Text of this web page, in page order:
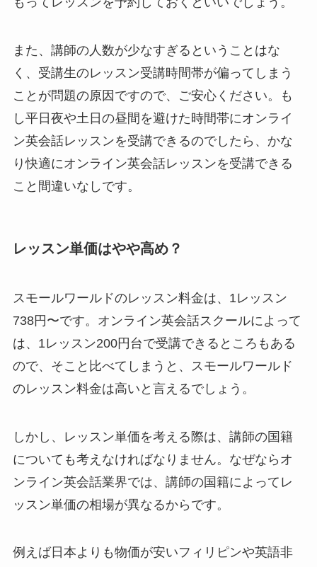
また、講師の人数が少なすぎるということはな
く、受講生のレッスン受講時間帯が偏ってしまう
ことが問題の原因ですので、ご安心ください。も
し平日夜や土日の昼間を避けた時間帯にオンライ
ン英会話レッスンを受講できるのでしたら、かな
り快適にオンライン英会話レッスンを受講できる
こと間違いなしです。
レッスン単価はやや高め？
スモールワールドのレッスン料金は、1レッスン
738円〜です。オンライン英会話スクールによって
は、1レッスン200円台で受講できるところもある
ので、そこと比べてしまうと、スモールワールド
のレッスン料金は高いと言えるでしょう。
しかし、レッスン単価を考える際は、講師の国籍
についても考えなければなりません。なぜならオ
ンライン英会話業界では、講師の国籍によってレ
ッスン単価の相場が異なるからです。
例えば日本よりも物価が安いフィリピンや英語非